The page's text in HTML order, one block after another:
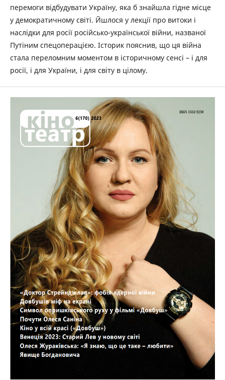
перемоги відбудувати Україну, яка б знайшла гідне місце
у демократичному світі. Йшлося у лекції про витоки і
наслідки для росії російсько-української війни, названої
Путіним спецоперацією. Історик пояснив, що ця війна
стала переломним моментом в історичному сенсі – і для
росії, і для України, і для світу в цілому.